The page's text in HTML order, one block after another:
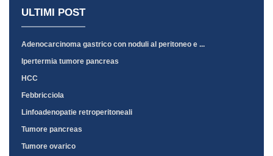
ULTIMI POST
Adenocarcinoma gastrico con noduli al peritoneo e ...
Ipertermia tumore pancreas
HCC
Febbricciola
Linfoadenopatie retroperitoneali
Tumore pancreas
Tumore ovarico